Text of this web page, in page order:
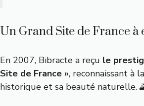
Un Grand Site de France à
En 2007, Bibracte a reçu le
Site de France », reconnaissant à
historique et sa beauté naturelle.